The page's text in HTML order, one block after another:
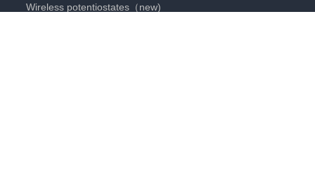
Wireless potentiostates（new)